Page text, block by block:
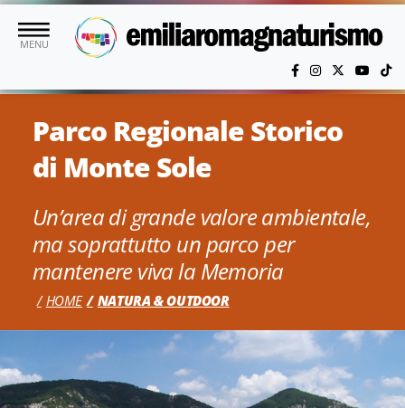
Vai al contenuto principale
MENU
Parco Regionale Storico
di Monte Sole
Un’area di grande valore ambientale,
ma soprattutto un parco per
mantenere viva la Memoria
HOME NATURA & OUTDOOR